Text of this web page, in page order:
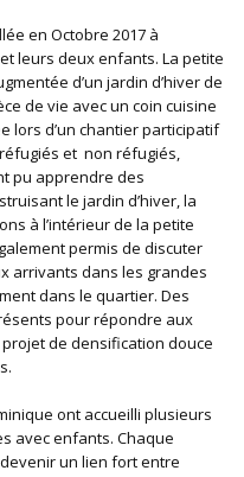
en Octobre 2017 à
leurs deux enfants. La petite
d’un jardin d’hiver de
de vie avec un coin cuisine
lors d’un chantier participatif
et non réfugiés,
pu apprendre des
le jardin d’hiver, la
à l’intérieur de la petite
permis de discuter
arrivants dans les grandes
dans le quartier. Des
pour répondre aux
de densification douce
ont accueilli plusieurs
avec enfants. Chaque
un lien fort entre